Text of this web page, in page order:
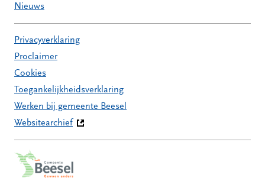
Nieuws
Privacyverklaring
Proclaimer
Cookies
Toegankelijkheidsverklaring
Werken bij gemeente Beesel
Websitearchief